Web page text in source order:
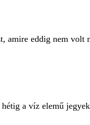
amire eddig nem volt
a víz elemű